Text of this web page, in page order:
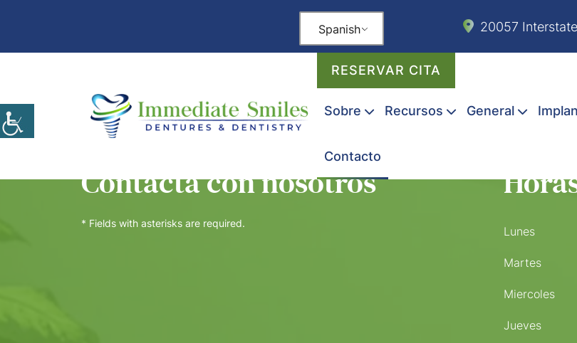
Spanish 20057
RESERVAR CITA
Sobre Recursos General
Contacto
Contacta con nosotros
* Fields with asterisks are required.
Lunes
Martes
Miercoles
Jueves